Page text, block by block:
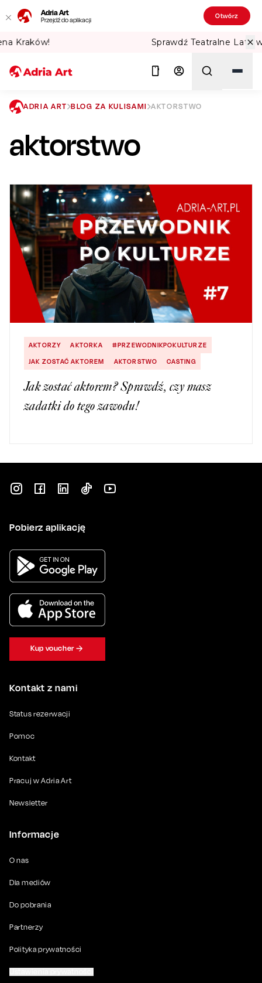
Adria Art
Przejdź do aplikacji Otwórz
Sprawdź Teatralne Lato w PKiN! 🏛️
ADRIA ART BLOG ZA KULISAMI AKTORSTWO
aktorstwo
AKTORZY AKTORKA
#PRZEWODNIKPOKULTURZE
JAK ZOSTAĆ AKTOREM
AKTORSTWO CASTING
Jak zostać aktorem? Sprawdź, czy masz
zadatki do tego zawodu!
Kontakt z nami
Status rezerwacji
Pomoc
Kontakt
Pracuj w Adria Art
Newsletter
Informacje
O nas
Dla mediów
Do pobrania
Partnerzy
Polityka prywatności
Pobierz aplikację
Kup voucher